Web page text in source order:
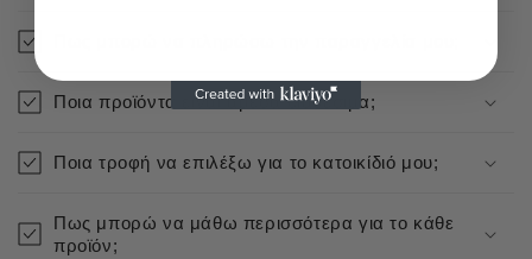
Ποια προϊόντα είναι άμεσα διαθέσιμα;
Ποια τροφή να επιλέξω για το κατοικίδιό μου;
Πως μπορώ να μάθω περισσότερα για το κάθε
προϊόν;